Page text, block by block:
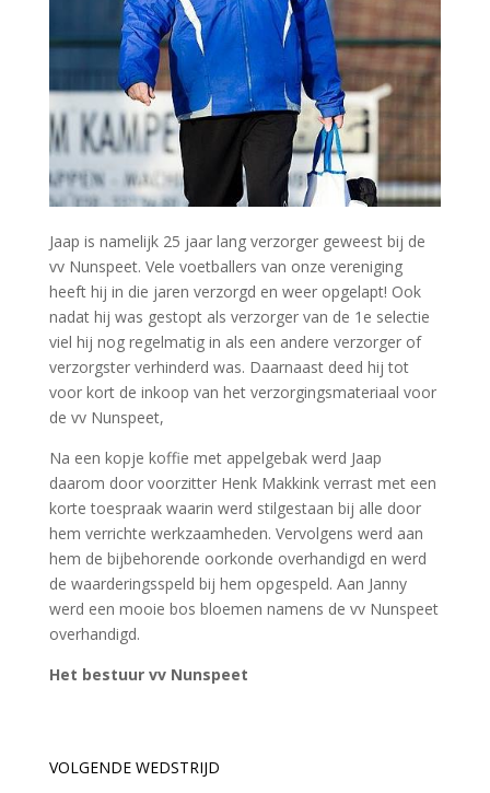
Jaap is namelijk 25 jaar lang verzorger geweest bij de
vv Nunspeet. Vele voetballers van onze vereniging
heeft hij in die jaren verzorgd en weer opgelapt! Ook
nadat hij was gestopt als verzorger van de 1e selectie
viel hij nog regelmatig in als een andere verzorger of
verzorgster verhinderd was. Daarnaast deed hij tot
voor kort de inkoop van het verzorgingsmateriaal voor
de vv Nunspeet,
Na een kopje koffie met appelgebak werd Jaap
daarom door voorzitter Henk Makkink verrast met een
korte toespraak waarin werd stilgestaan bij alle door
hem verrichte werkzaamheden. Vervolgens werd aan
hem de bijbehorende oorkonde overhandigd en werd
de waarderingsspeld bij hem opgespeld. Aan Janny
werd een mooie bos bloemen namens de vv Nunspeet
overhandigd.
Het bestuur vv Nunspeet
VOLGENDE WEDSTRIJD